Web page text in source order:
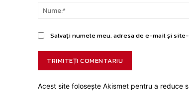
Salvați numele meu, adresa de e-mail și
Acest site folosește Akismet pentru a reduce